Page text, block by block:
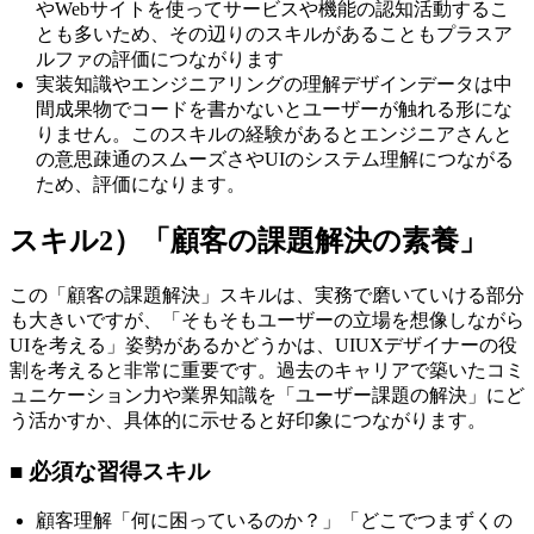
やWebサイトを使ってサービスや機能の認知活動するこ
とも多いため、その辺りのスキルがあることもプラスア
ルファの評価につながります
実装知識やエンジニアリングの理解デザインデータは中
間成果物でコードを書かないとユーザーが触れる形にな
りません。このスキルの経験があるとエンジニアさんと
の意思疎通のスムーズさやUIのシステム理解につながる
ため、評価になります。
スキル2）「顧客の課題解決の素養」
この「顧客の課題解決」スキルは、実務で磨いていける部分
も大きいですが、「そもそもユーザーの立場を想像しながら
UIを考える」姿勢があるかどうかは、UIUXデザイナーの役
割を考えると非常に重要です。過去のキャリアで築いたコミ
ュニケーション力や業界知識を「ユーザー課題の解決」にど
う活かすか、具体的に示せると好印象につながります。
■ 必須な習得スキル
顧客理解「何に困っているのか？」「どこでつまずくの